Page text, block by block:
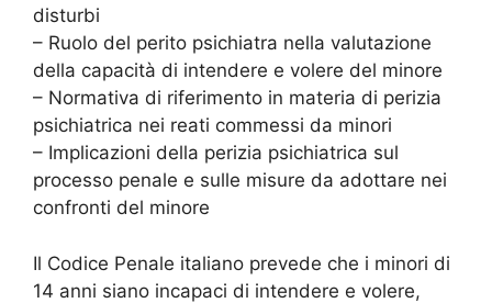
disturbi
– Ruolo del perito psichiatra nella valutazione
della capacità di intendere e volere del minore
– Normativa di riferimento in materia di perizia
psichiatrica nei reati commessi da minori
– Implicazioni della perizia psichiatrica sul
processo penale e sulle misure da adottare nei
confronti del minore
Il Codice Penale italiano prevede che i minori di
14 anni siano incapaci di intendere e volere,